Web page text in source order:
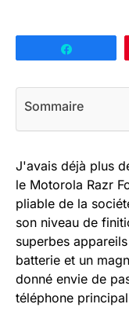
Sommaire
J'avais déjà plus
le Motorola Razr
pliable de la
son niveau de
superbes
batterie et un
donné envie de
téléphone